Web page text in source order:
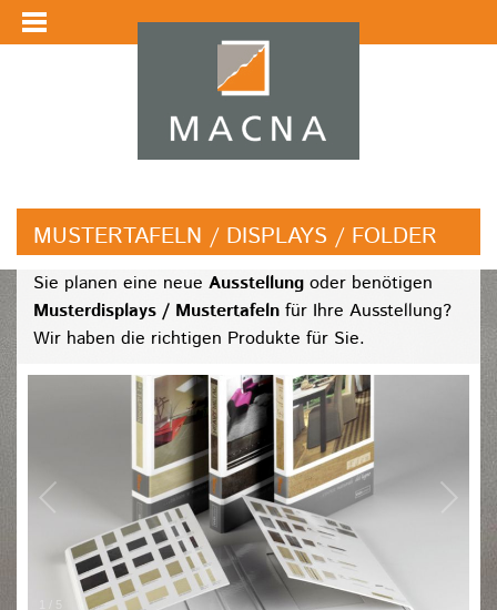
MUSTERTAFELN / DISPLAYS / FOLDER
Sie planen eine neue Ausstellung oder benötigen
Musterdisplays / Mustertafeln für Ihre Ausstellung?
Wir haben die richtigen Produkte für Sie.